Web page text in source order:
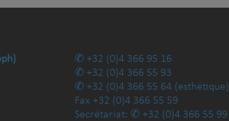
+32 (0)4 366 95 16
+32 (0)4 366 55 93
+32 (0)4 366 55 64 (esthétique)
Fax +32 (0)4 366 55 59
Secrétariat:
+32 (0)4 366 55 99